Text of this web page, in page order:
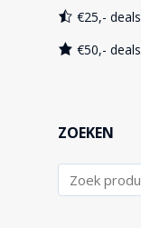
€25,- deals
€50,- deals
ZOEKEN